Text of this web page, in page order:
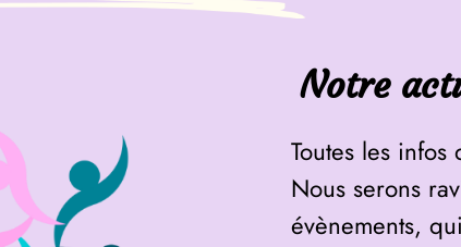
Notre
Toutes les
Nous serons
évènements,